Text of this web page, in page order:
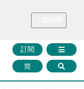
財華證券 媒體矩陣
訂閱
简